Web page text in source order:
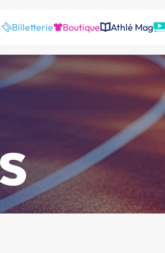
Billetterie Boutique Athlé Mag